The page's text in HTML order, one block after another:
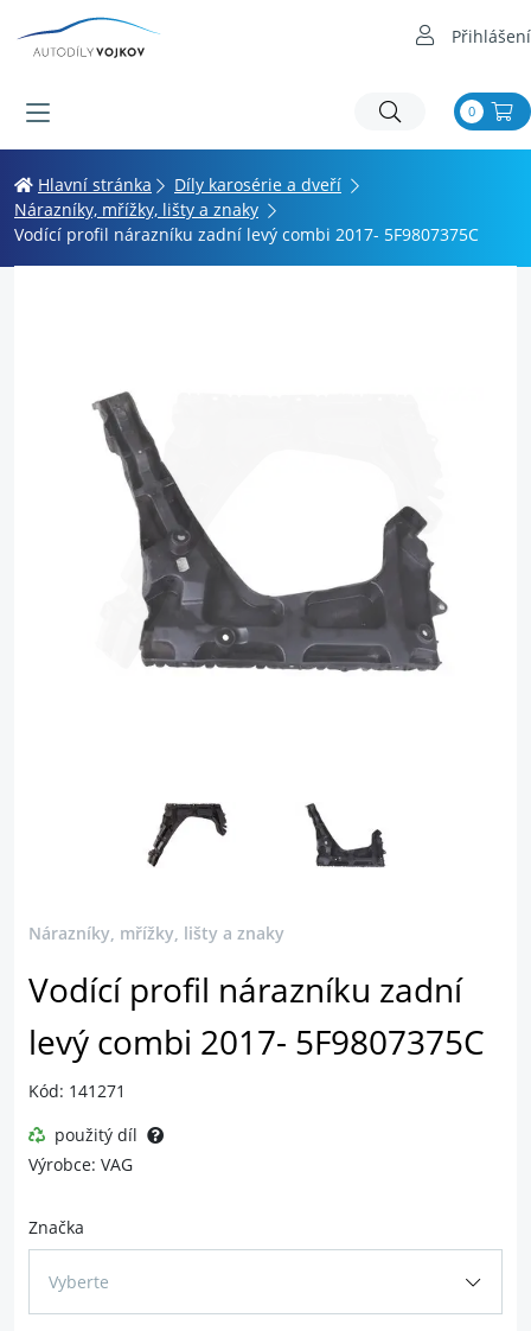
Přihlášení
0
Hlavní stránka
Díly karosérie a dveří
Nárazníky, mřížky, lišty a znaky
Vodící profil nárazníku zadní levý combi 2017- 5F9807375C
Nárazníky, mřížky, lišty a znaky
Vodící profil nárazníku zadní
levý combi 2017- 5F9807375C
Kód: 141271
použitý díl
Výrobce: VAG
Značka
Vyberte